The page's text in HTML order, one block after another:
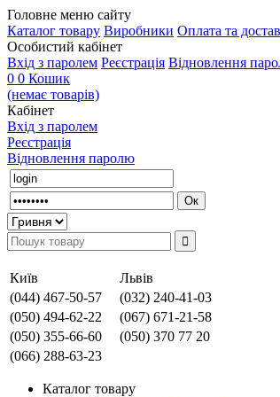
Головне меню сайту
Каталог товару Виробники Оплата та
Особистий кабінет
Вхід з паролем Реєстрація Відновлення
0 0 Кошик
(немає товарів)
Кабінет
Вхід з паролем
Реєстрація
Відновлення паролю
Київ
Львів
(044) 467-50-57
(032) 240-41-03
(050) 494-62-22
(067) 671-21-58
(050) 355-66-60
(050) 370 77 20
(066) 288-63-23
Каталог товару